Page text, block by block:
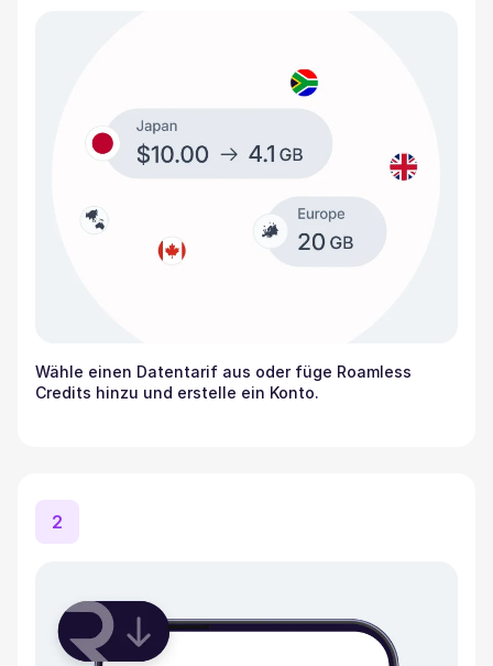
Wähle einen Datentarif aus oder füge Roamless
Credits hinzu und erstelle ein Konto.
2